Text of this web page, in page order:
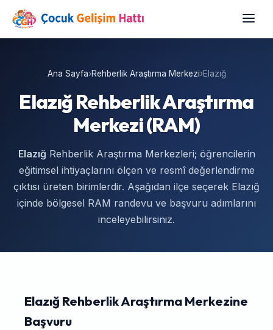
Ana Sayfa›Rehberlik Araştırma Merkezi›Elazığ
Elazığ Rehberlik Araştırma
Merkezi (RAM)
Elazığ Rehberlik Araştırma Merkezleri; öğrencilerin
eğitimsel ihtiyaçlarını ölçen ve resmî değerlendirme
çıktısı üreten birimlerdir. Aşağıdan ilçe seçerek Elazığ
içinde bölgesel RAM randevu ve başvuru adımlarını
inceleyebilirsiniz.
Elazığ Rehberlik Araştırma Merkezine
Başvuru